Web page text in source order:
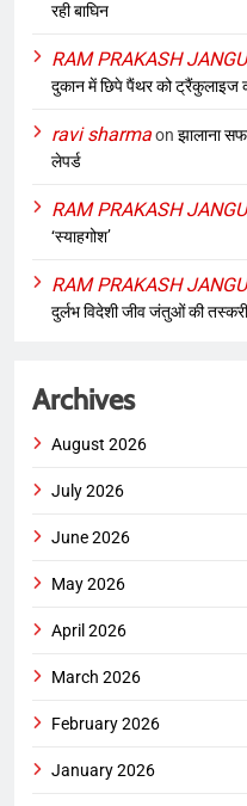
रही बाघिन
RAM PRAKASH JANGU
दुकान में छिपे पैंथर को ट्रैंकुलाइज
ravi sharmaon झालाना
लेपर्ड
RAM PRAKASH JANGU
‘स्याहगोश’
RAM PRAKASH JANGU
दुर्लभ विदेशी जीव जंतुओं की
Archives
August 2026
July 2026
June 2026
May 2026
April 2026
March 2026
February 2026
January 2026